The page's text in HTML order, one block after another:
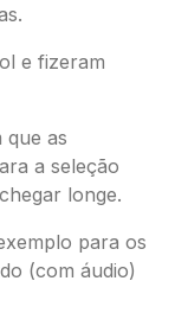
e fizeram
que as
a seleção
longe.
para os
(com áudio)